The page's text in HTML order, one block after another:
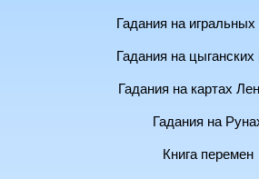
Гадания на игральных
Гадания на цыганских
Гадания на картах
Гадания на
Книга перемен